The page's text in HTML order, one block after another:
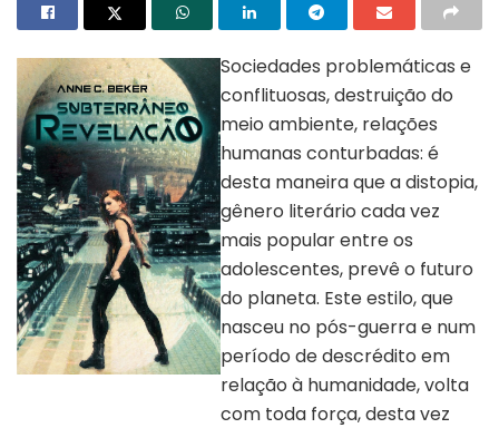
Sociedades problemáticas e
conflituosas, destruição do
meio ambiente, relações
humanas conturbadas: é
desta maneira que a distopia,
gênero literário cada vez
mais popular entre os
adolescentes, prevê o futuro
do planeta. Este estilo, que
nasceu no pós-guerra e num
período de descrédito em
relação à humanidade, volta
com toda força, desta vez